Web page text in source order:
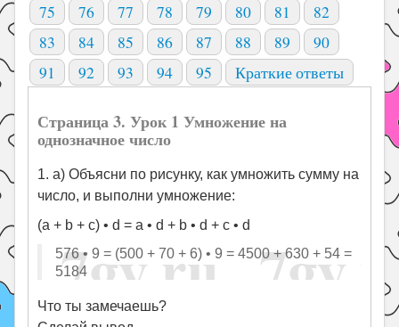
75
76 77 78 79 80 81
82
83
84 85 86 87 88 89
90
91
92 93 94 95 Краткие ответы
Страница 3. Урок 1 Умножение на
однозначное число
1. а) Объясни по рисунку, как умножить сумму на
число, и выполни умножение:
(a + b + c) • d = a • d + b • d + c • d
576 • 9 = (500 + 70 + 6) • 9 = 4500 + 630 + 54 =
5184
Что ты замечаешь?